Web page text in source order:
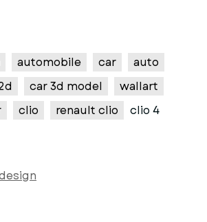
automobile car
auto
car 3d model
wallart
clio renault clio clio 4